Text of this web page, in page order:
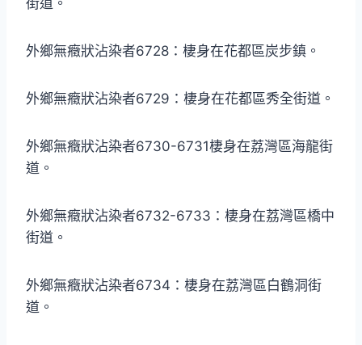
外鄉無癥狀沾染者6728：棲身在花都區炭步鎮。
外鄉無癥狀沾染者6729：棲身在花都區秀全街道。
外鄉無癥狀沾染者6730-6731棲身在荔灣區海龍街
道。
外鄉無癥狀沾染者6732-6733：棲身在荔灣區橋中
街道。
外鄉無癥狀沾染者6734：棲身在荔灣區白鶴洞街
道。